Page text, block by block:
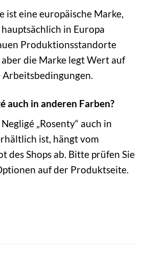
ist eine europäische Marke,
in Europa
Produktionsstandorte
die Marke legt Wert auf
auch in anderen Farben?
„Rosenty“ auch in
ist, hängt vom
des Shops ab. Bitte prüfen Sie
auf der Produktseite.